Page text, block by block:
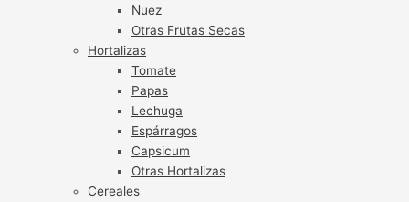
Nuez
Otras Frutas Secas
Hortalizas
Tomate
Papas
Lechuga
Espárragos
Capsicum
Otras Hortalizas
Cereales